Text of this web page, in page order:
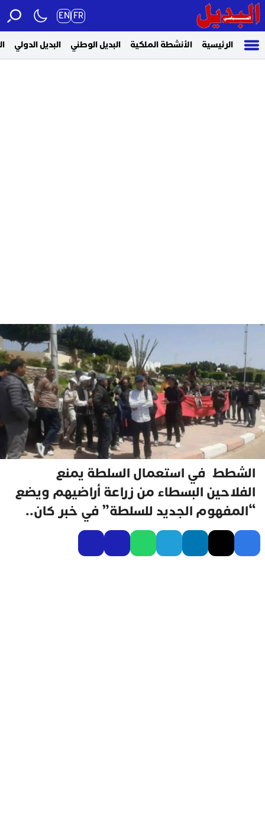
FR
EN
الرئيسية الأنشطة الملكية البديل الوطني البديل الدولي
الشطط في استعمال السلطة يمنع
الفلاحين البسطاء من زراعة أراضيهم ويضع
“المفهوم الجديد للسلطة” في خبر كان..